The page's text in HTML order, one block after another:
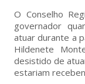
O Conselho
governador
atuar durante a
Hildenete
desistido de
estariam